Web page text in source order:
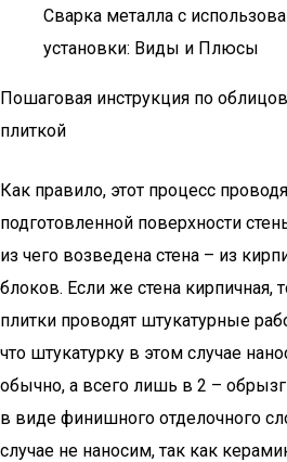
Сварка металла с
установки: Виды и Плюсы
Пошаговая инструкция по
плиткой
Как правило, этот процесс
подготовленной поверхности
из чего возведена стена – из
блоков. Если же стена кирпичная,
плитки проводят штукатурные
что штукатурку в этом случае
обычно, а всего лишь в 2 –
в виде финишного отделочного
случае не наносим, так как